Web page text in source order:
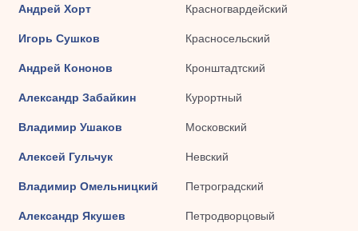
Андрей Хорт Красногвардейский
Игорь Сушков Красносельский
Андрей Кононов Кронштадтский
Александр Забайкин Курортный
Владимир Ушаков Московский
Алексей Гульчук Невский
Владимир Омельницкий Петроградский
Александр Якушев Петродворцовый